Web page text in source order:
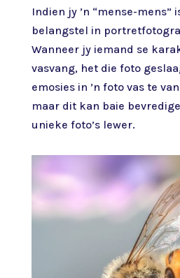
Indien jy ’n “mense-mens”
belangstel in
Wanneer jy iemand se
vasvang, het die foto
emosies in ’n foto vas te
maar dit kan baie
unieke foto’s lewer.